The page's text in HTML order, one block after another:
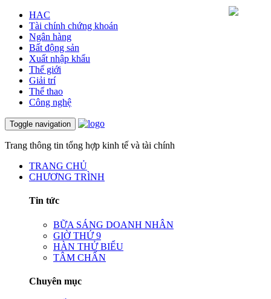
HAC
Tài chính chứng khoán
Ngân hàng
Bất động sản
Xuất nhập khẩu
Thế giới
Giải trí
Thể thao
Công nghệ
Toggle navigation
Trang thông tin tổng hợp kinh tế và tài chính
TRANG CHỦ
CHƯƠNG TRÌNH
Tin tức
BỮA SÁNG DOANH NHÂN
GIỜ THỨ 9
HÀN THỬ BIỂU
TÂM CHẤN
Chuyên mục